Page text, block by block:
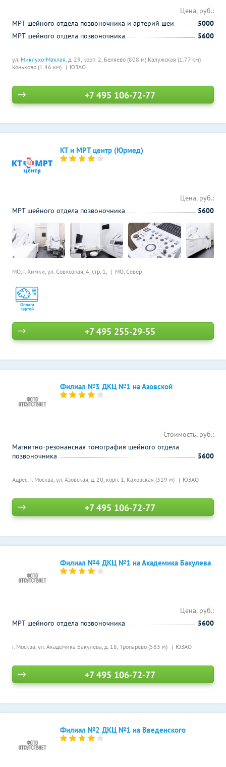
ул. Миклухо-Маклая, д. 29, корп. 2, Беляево (808 м) Калужская (1.77 км)
Коньково (1.46 км)
ЮЗАО
Цена, руб.:
МРТ шейного отдела позвоночника и артерий шеи
5000
МРТ шейного отдела позвоночника
5600
+7 495 106-72-77
КТ и МРТ центр (Юрмед)
МО, г. Химки, ул. Совхозная, 4, стр. 1, МО, Север
Цена, руб.:
МРТ шейного отдела позвоночника
5600
+7 495 255-29-55
Филиал №3 ДКЦ №1 на Азовской
Адрес: г. Москва, ул. Азовская, д. 20, корп. 1, Каховская (319 м) ЮЗАО
Стоимость, руб.:
Магнитно-резонансная томография шейного отдела
позвоночника
5600
+7 495 106-72-77
Филиал №4 ДКЦ №1 на Академика Бакулева
г. Москва, ул. Академика Бакулева, д. 18, Тропарёво (583 м) ЮЗАО
Цена, руб.:
МРТ шейного отдела позвоночника
5600
+7 495 106-72-77
Филиал №2 ДКЦ №1 на Введенского